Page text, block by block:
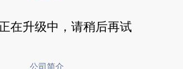
在升级中，请稍后再试
公司简介